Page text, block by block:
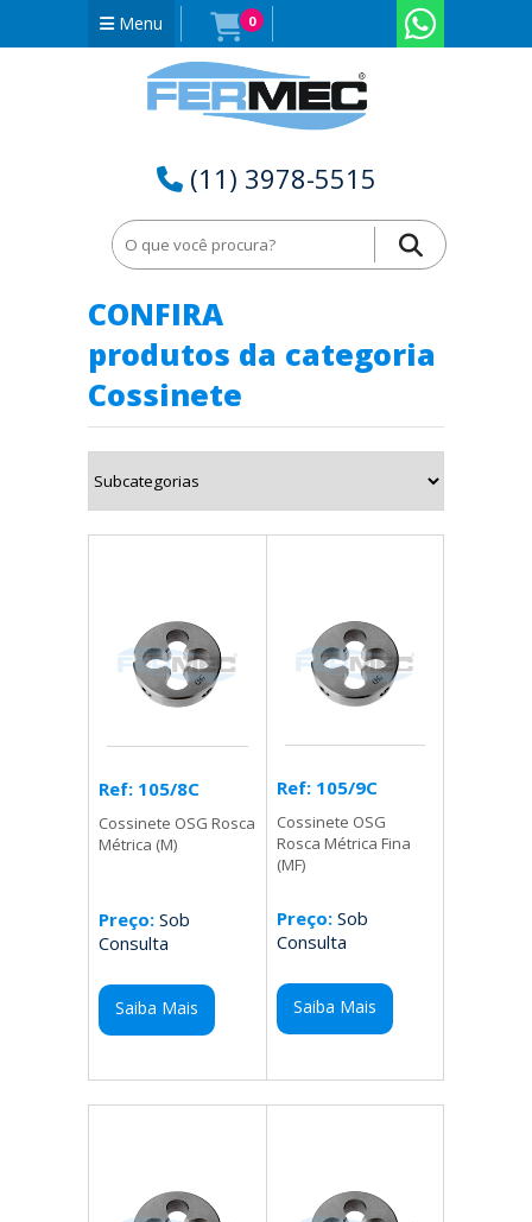
Menu 0
(11) 3978-5515
Cossinete em Rio Grande do Sul - RS
CONFIRA
produtos da categoria
Cossinete
Ref: 105/8C
Cossinete OSG Rosca
Métrica (M)
Preço: Sob
Consulta
Saiba Mais
Ref: 105/9C
Cossinete OSG
Rosca Métrica Fina
(MF)
Preço:Sob
Consulta
Saiba Mais